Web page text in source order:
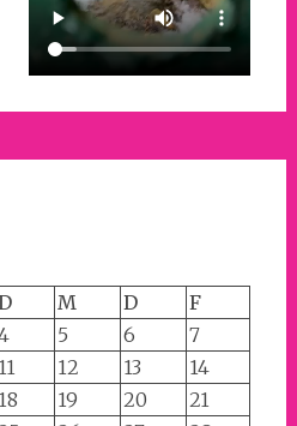
M D
F
5 6
7
11 12 13
14
18 19 20
21